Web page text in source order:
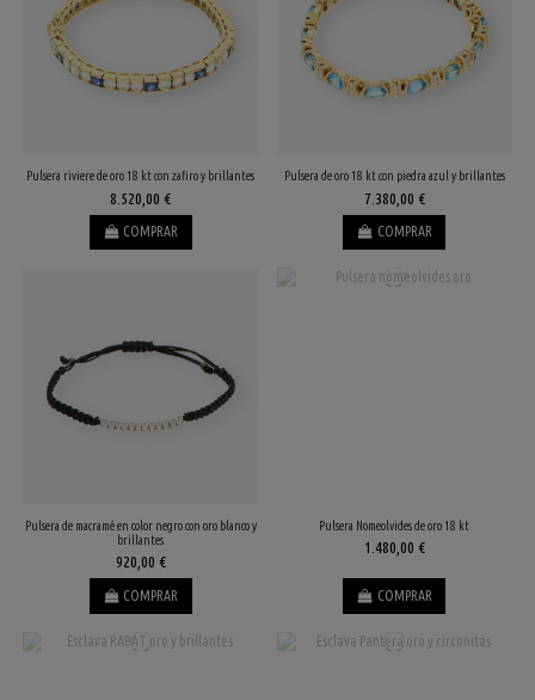
Pulsera riviere de oro 18 kt con zafiro y brillantes
8.520,00 €
COMPRAR
Pulsera de oro 18 kt con piedra azul y brillantes
7.380,00 €
COMPRAR
Pulsera de macramé en color negro con oro blanco y
brillantes
920,00 €
COMPRAR
Pulsera Nomeolvides de oro 18 kt
1.480,00 €
COMPRAR